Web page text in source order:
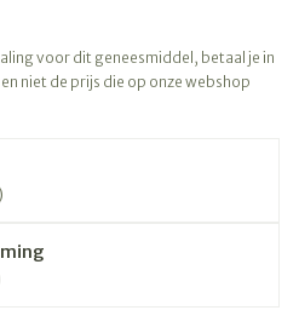
voor dit geneesmiddel, betaal je in
niet de prijs die op onze webshop